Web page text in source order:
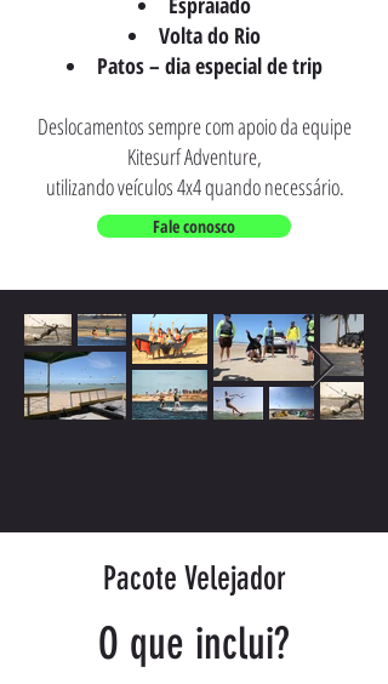
Volta do Rio
Patos – dia especial de trip
Deslocamentos sempre com apoio da equipe
Kitesurf Adventure,
utilizando veículos 4x4 quando necessário.
Fale conosco
Pacote Velejador
O que inclui?